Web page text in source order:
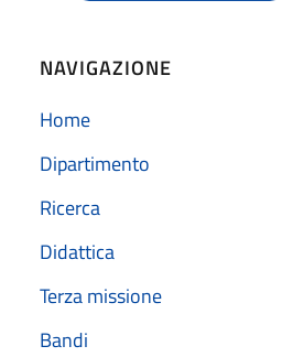
NAVIGAZIONE
Home
Dipartimento
Ricerca
Didattica
Terza missione
Bandi